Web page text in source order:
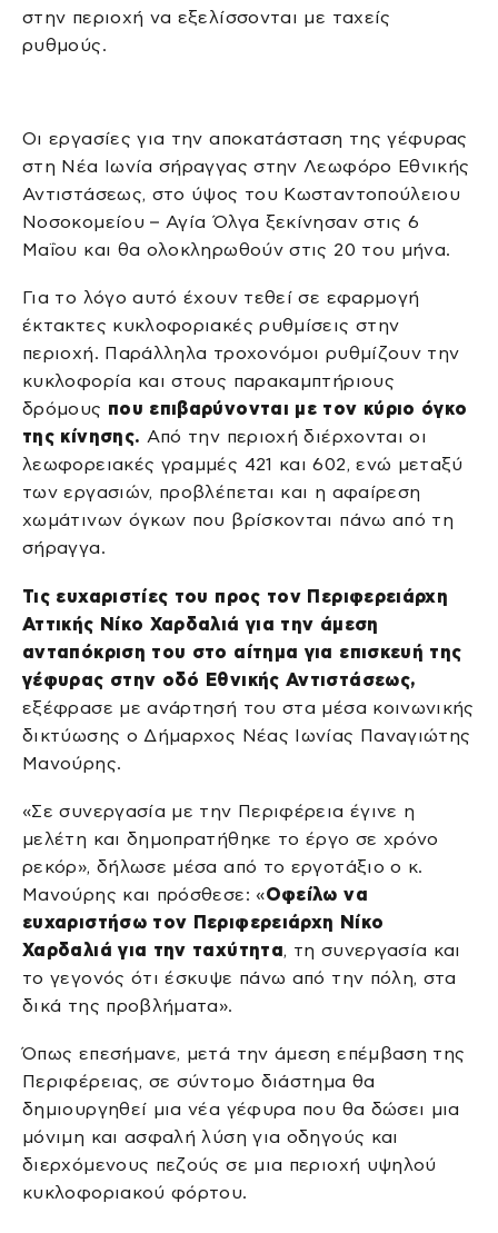
στην περιοχή να εξελίσσονται με ταχείς
ρυθμούς.
Οι εργασίες για την αποκατάσταση της γέφυρας
στη Νέα Ιωνία σήραγγας στην Λεωφόρο Εθνικής
Αντιστάσεως, στο ύψος του Κωσταντοπούλειου
Νοσοκομείου – Αγία Όλγα ξεκίνησαν στις 6
Μαΐου και θα ολοκληρωθούν στις 20 του μήνα.
Για το λόγο αυτό έχουν τεθεί σε εφαρμογή
έκτακτες κυκλοφοριακές ρυθμίσεις στην
περιοχή. Παράλληλα τροχονόμοι ρυθμίζουν την
κυκλοφορία και στους παρακαμπτήριους
δρόμους που επιβαρύνονται με τον κύριο όγκο
της κίνησης. Από την περιοχή διέρχονται οι
λεωφορειακές γραμμές 421 και 602, ενώ μεταξύ
των εργασιών, προβλέπεται και η αφαίρεση
χωμάτινων όγκων που βρίσκονται πάνω από τη
σήραγγα.
Τις ευχαριστίες του προς τον Περιφερειάρχη
Αττικής Νίκο Χαρδαλιά για την άμεση
ανταπόκριση του στο αίτημα για επισκευή της
γέφυρας στην οδό Εθνικής Αντιστάσεως,
εξέφρασε με ανάρτησή του στα μέσα κοινωνικής
δικτύωσης ο Δήμαρχος Νέας Ιωνίας Παναγιώτης
Μανούρης.
«Σε συνεργασία με την Περιφέρεια έγινε η
μελέτη και δημοπρατήθηκε το έργο σε χρόνο
ρεκόρ», δήλωσε μέσα από το εργοτάξιο ο κ.
Μανούρης και πρόσθεσε: «Οφείλω να
ευχαριστήσω τον Περιφερειάρχη Νίκο
Χαρδαλιά για την ταχύτητα, τη συνεργασία και
το γεγονός ότι έσκυψε πάνω από την πόλη, στα
δικά της προβλήματα».
Όπως επεσήμανε, μετά την άμεση επέμβαση της
Περιφέρειας, σε σύντομο διάστημα θα
δημιουργηθεί μια νέα γέφυρα που θα δώσει μια
μόνιμη και ασφαλή λύση για οδηγούς και
διερχόμενους πεζούς σε μια περιοχή υψηλού
κυκλοφοριακού φόρτου.